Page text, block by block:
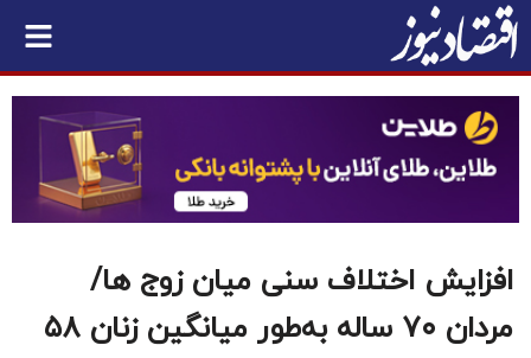
افزایش اختلاف سنی میان زوج ها/
مردان ۷۰ ساله به‌طور میانگین زنان ۵۸